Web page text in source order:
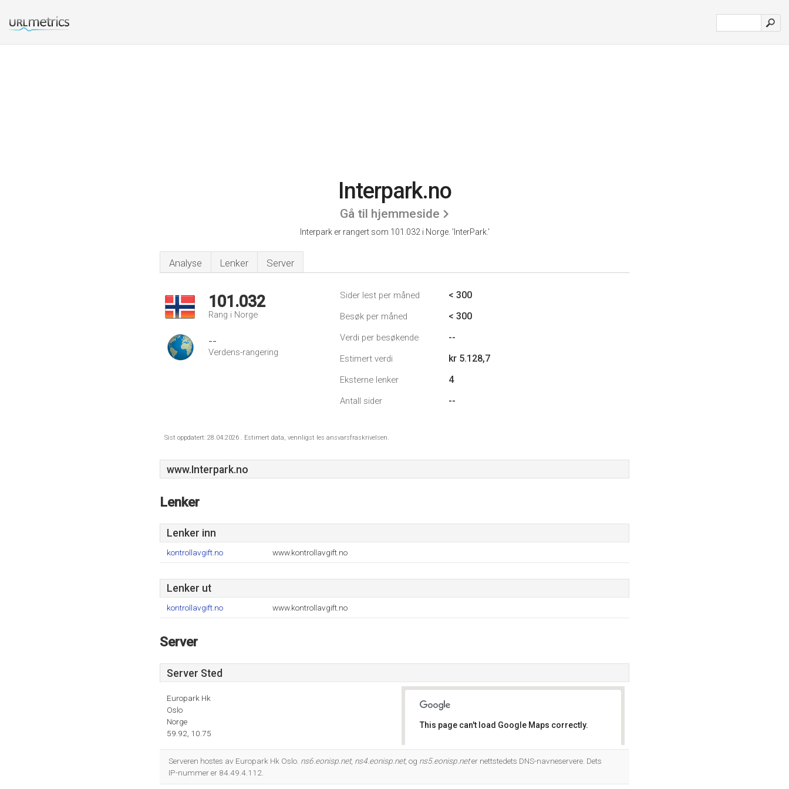
Interpark.no
Gå til hjemmeside
Interpark er rangert som 101.032 i Norge. 'InterPark.'
Analyse Lenker Server
101.032
Rang i Norge
--
Verdens-rangering
Sider lest per måned < 300
Besøk per måned < 300
Verdi per besøkende --
Estimert verdi kr 5.128,7
Eksterne lenker 4
Antall sider --
Sist oppdatert: 28.04.2026 . Estimert data, vennligst les ansvarsfraskrivelsen.
www.Interpark.no
Lenker
Lenker inn
kontrollavgift.no www.kontrollavgift.no
Lenker ut
kontrollavgift.no www.kontrollavgift.no
Server
Server Sted
Europark Hk
Oslo
Norge
59.92, 10.75
This page can't load Google Maps correctly.
Serveren hostes av Europark Hk Oslo. ns6.eonisp.net, ns4.eonisp.net, og ns5.eonisp.neter nettstedets DNS-navneservere. Dets
IP-nummer er 84.49.4.112.